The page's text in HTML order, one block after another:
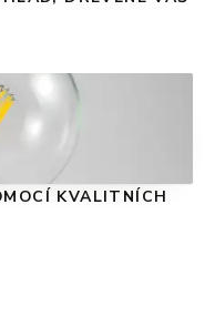
KVALITNÍCH